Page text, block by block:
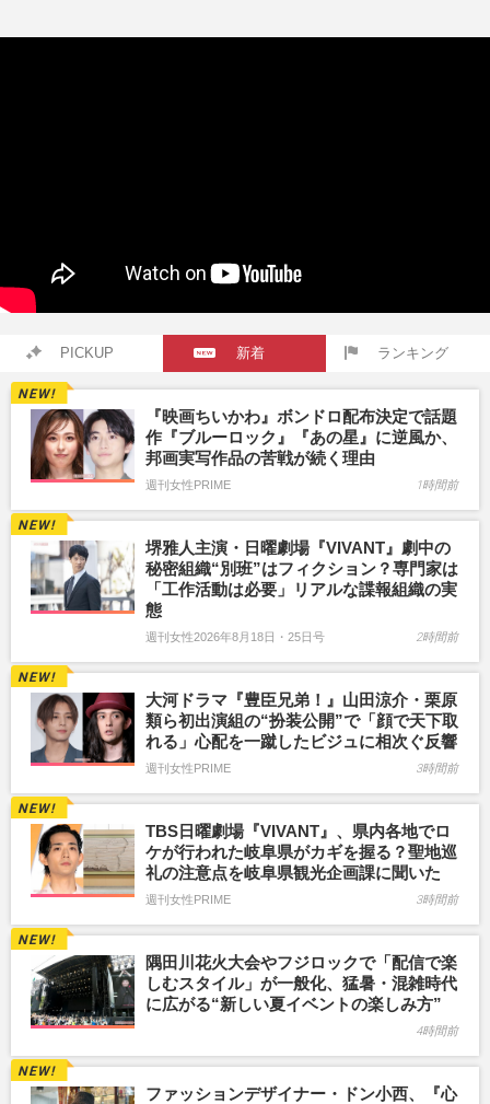
PICKUP 新着 ランキング
『映画ちいかわ』ボンドロ配布決定で話題
作『ブルーロック』『あの星』に逆風か、
邦画実写作品の苦戦が続く理由
週刊女性PRIME 1時間前
堺雅人主演・日曜劇場『VIVANT』劇中の
秘密組織“別班”はフィクション？専門家は
「工作活動は必要」リアルな諜報組織の実
態
週刊女性2026年8月18日・25日号 2時間前
大河ドラマ『豊臣兄弟！』山田涼介・栗原
類ら初出演組の“扮装公開”で「顔で天下取
れる」心配を一蹴したビジュに相次ぐ反響
週刊女性PRIME 3時間前
TBS日曜劇場『VIVANT』、県内各地でロ
ケが行われた岐阜県がカギを握る？聖地巡
礼の注意点を岐阜県観光企画課に聞いた
週刊女性PRIME 3時間前
隅田川花火大会やフジロックで「配信で楽
しむスタイル」が一般化、猛暑・混雑時代
に広がる“新しい夏イベントの楽しみ方”
4時間前
ファッションデザイナー・ドン小西、『心